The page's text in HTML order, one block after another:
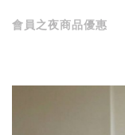
會員之夜商品優惠